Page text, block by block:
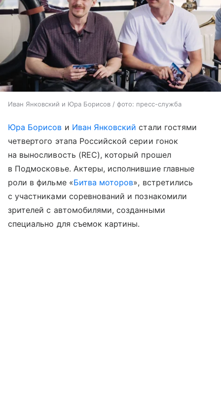
Иван Янковский и Юра Борисов / фото: пресс-служба
Юра Борисов и Иван Янковский стали гостями
четвертого этапа Российской серии гонок
на выносливость (REC), который прошел
в Подмосковье. Актеры, исполнившие главные
роли в фильме «Битва моторов», встретились
с участниками соревнований и познакомили
зрителей с автомобилями, созданными
специально для съемок картины.